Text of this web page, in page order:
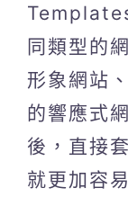
同類型的
形象網站
的響應式
後，直接
就更加容